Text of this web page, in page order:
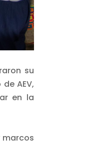
su
AEV,
en la
marcos